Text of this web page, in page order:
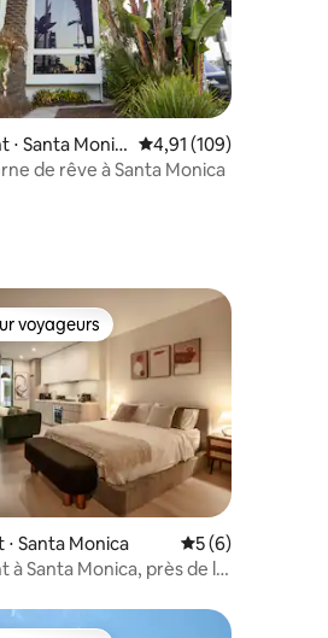
de 732 commentaires : 4,97 sur 5
Santa Monic
Évaluation moyenne
4,91 (109)
de rêve à Santa Monica
de 182 commentaires : 4,99 sur 5
voyageurs
voyageurs
Santa Monica Évaluation
5 (6)
à Santa Monica, près de la